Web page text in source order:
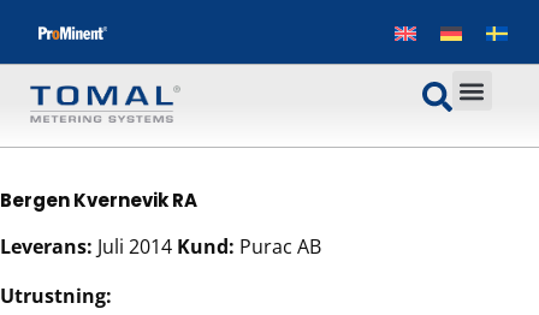
Bergen Kvernevik RA
Leverans: Juli 2014 Kund: Purac AB
Utrustning: